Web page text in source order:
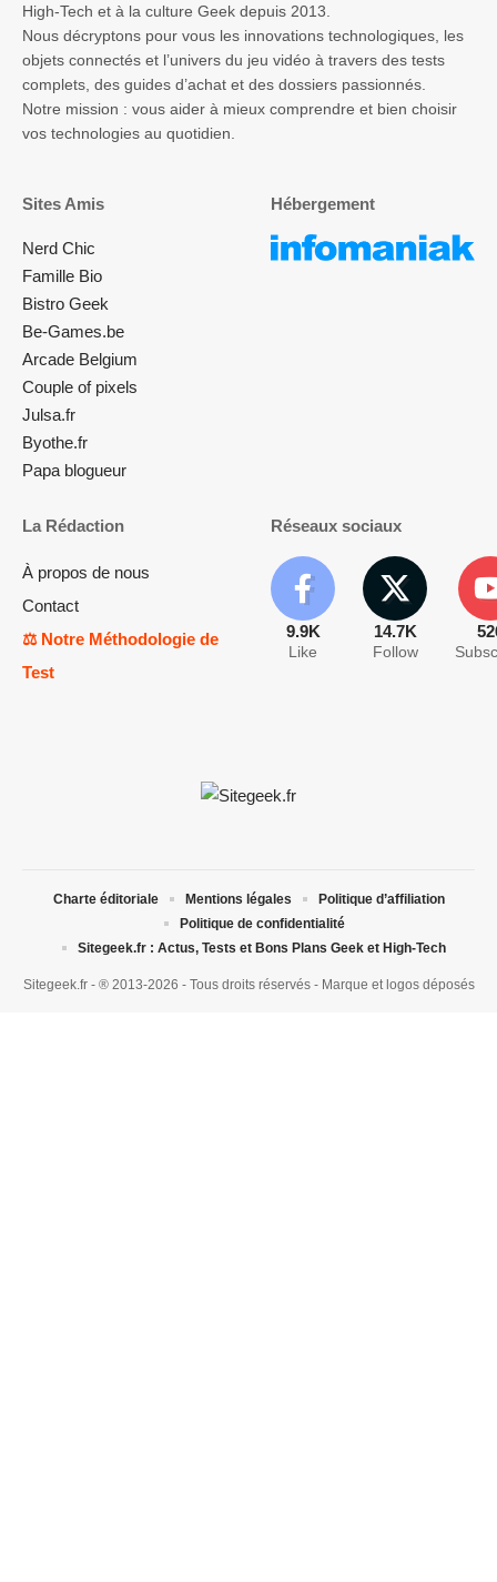
High-Tech et à la culture Geek depuis 2013.
Nous décryptons pour vous les innovations technologiques, les
objets connectés et l’univers du jeu vidéo à travers des tests
complets, des guides d’achat et des dossiers passionnés.
Notre mission : vous aider à mieux comprendre et bien choisir
vos technologies au quotidien.
Sites Amis
Nerd Chic
Famille Bio
Bistro Geek
Be-Games.be
Arcade Belgium
Couple of pixels
Julsa.fr
Byothe.fr
Papa blogueur
Hébergement
La Rédaction
À propos de nous
Contact
⚖️ Notre Méthodologie de
Test
Réseaux sociaux
9.9K
Like
14.7K
Follow
Sitegeek.fr - ® 2013-2026 - Tous droits réservés - Marque et logos déposés
Charte éditoriale Mentions légales
Politique d’affiliation
Politique de confidentialité
Sitegeek.fr : Actus, Tests et Bons Plans Geek et High-Tech